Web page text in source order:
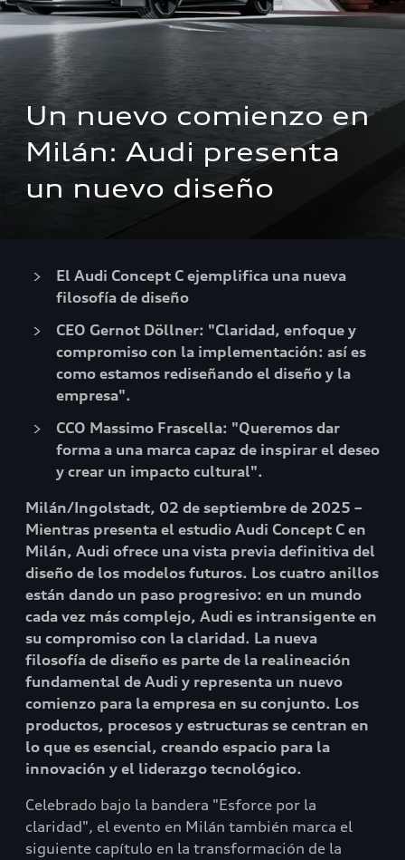
Un nuevo comienzo en
Milán: Audi presenta
un nuevo diseño
El Audi Concept C ejemplifica una nueva
filosofía de diseño
CEO Gernot Döllner: "Claridad, enfoque y
compromiso con la implementación: así es
como estamos rediseñando el diseño y la
empresa".
CCO Massimo Frascella: "Queremos dar
forma a una marca capaz de inspirar el deseo
y crear un impacto cultural".
Milán/Ingolstadt, 02 de septiembre de 2025 –
Mientras presenta el estudio Audi Concept C en
Milán, Audi ofrece una vista previa definitiva del
diseño de los modelos futuros. Los cuatro anillos
están dando un paso progresivo: en un mundo
cada vez más complejo, Audi es intransigente en
su compromiso con la claridad. La nueva
filosofía de diseño es parte de la realineación
fundamental de Audi y representa un nuevo
comienzo para la empresa en su conjunto. Los
productos, procesos y estructuras se centran en
lo que es esencial, creando espacio para la
innovación y el liderazgo tecnológico.
Celebrado bajo la bandera "Esforce por la
claridad", el evento en Milán también marca el
siguiente capítulo en la transformación de la